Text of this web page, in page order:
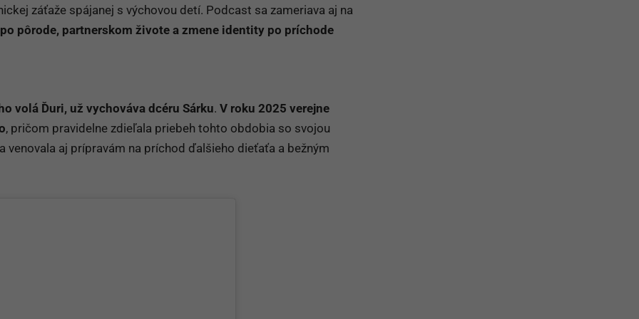
záťaže spájanej s výchovou detí. Podcast sa zameriava aj na
pôrode, partnerskom živote a zmene identity po príchode
volá Ďuri, už vychováva dcéru Sárku. V roku 2025 verejne
, pričom pravidelne zdieľala priebeh tohto obdobia so svojou
venovala aj prípravám na príchod ďalšieho dieťaťa a bežným